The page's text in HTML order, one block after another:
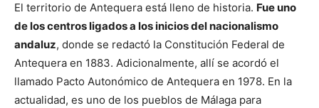
El territorio de Antequera está lleno de historia. Fue uno
de los centros ligados a los inicios del nacionalismo
andaluz, donde se redactó la Constitución Federal de
Antequera en 1883. Adicionalmente, allí se acordó el
llamado Pacto Autonómico de Antequera en 1978. En la
actualidad, es uno de los pueblos de Málaga para